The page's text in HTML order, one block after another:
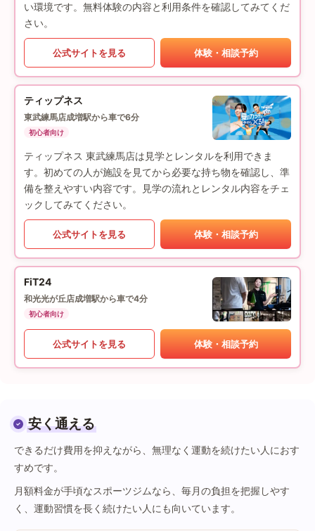
い環境です。無料体験の内容と利用条件を確認してみてくだ
さい。
公式サイトを見る 体験・相談予約
ティップネス
東武練馬店成増駅から車で6分
初心者向け
ティップネス 東武練馬店は見学とレンタルを利用できま
す。初めての人が施設を見てから必要な持ち物を確認し、準
備を整えやすい内容です。見学の流れとレンタル内容をチェ
ックしてみてください。
公式サイトを見る 体験・相談予約
FiT24
和光光が丘店成増駅から車で4分
初心者向け
公式サイトを見る 体験・相談予約
安く通える
できるだけ費用を抑えながら、無理なく運動を続けたい人におす
すめです。
月額料金が手頃なスポーツジムなら、毎月の負担を把握しやす
く、運動習慣を長く続けたい人にも向いています。